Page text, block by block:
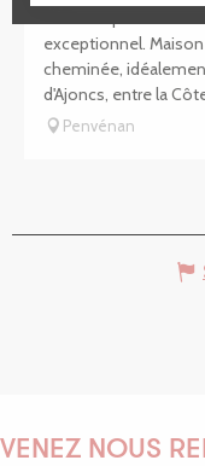
exceptionnel.
cheminée,
d'Ajoncs, entre la
Penvénan
VENEZ NOUS